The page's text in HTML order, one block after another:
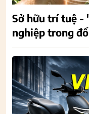
Sở hữu trí tuệ -
nghiệp trong